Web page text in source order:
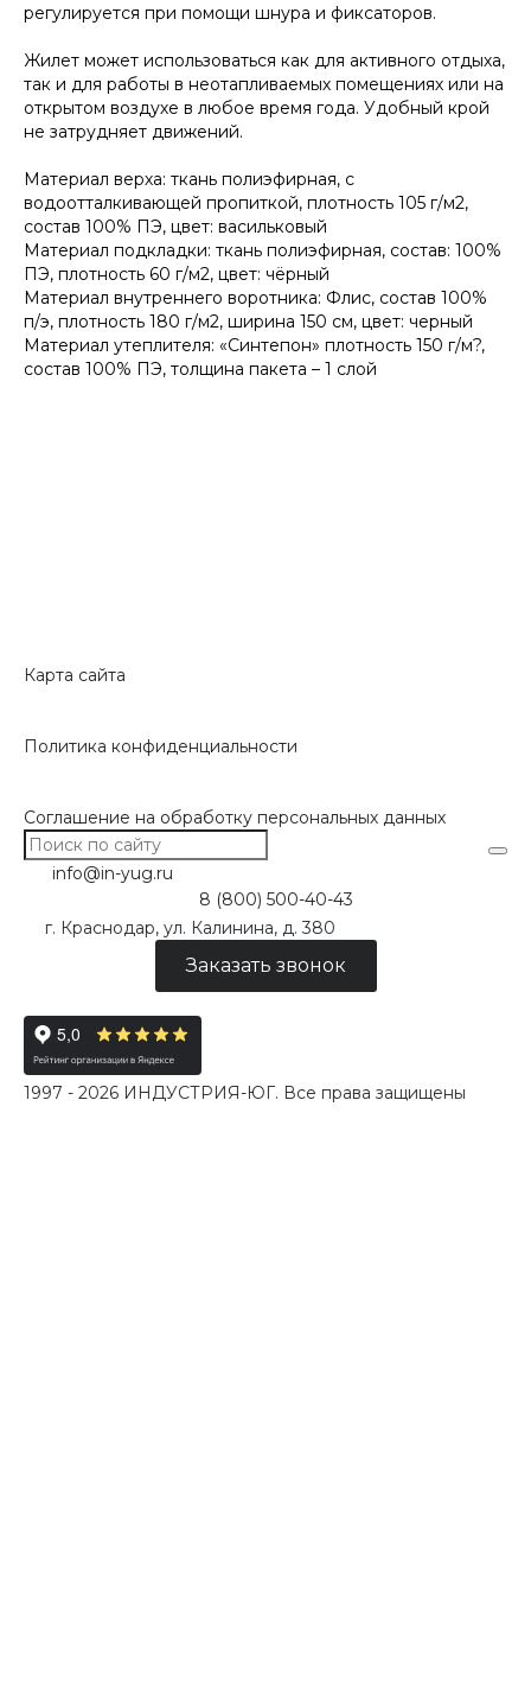
регулируется при помощи шнура и фиксаторов.
Жилет может использоваться как для активного отдыха,
так и для работы в неотапливаемых помещениях или на
открытом воздухе в любое время года. Удобный крой
не затрудняет движений.
Материал верха: ткань полиэфирная, с
водоотталкивающей пропиткой, плотность 105 г/м2,
состав 100% ПЭ, цвет: васильковый
Материал подкладки: ткань полиэфирная, состав: 100%
ПЭ, плотность 60 г/м2, цвет: чёрный
Материал внутреннего воротника: Флис, состав 100%
п/э, плотность 180 г/м2, ширина 150 см, цвет: черный
Материал утеплителя: «Синтепон» плотность 150 г/м?,
состав 100% ПЭ, толщина пакета – 1 слой
Карта сайта
Политика конфиденциальности
Соглашение на обработку персональных данных
info@in-yug.ru
8 (800) 500-40-43
г. Краснодар, ул. Калинина, д. 380
Заказать звонок
1997 - 2026 ИНДУСТРИЯ-ЮГ. Все права защищены